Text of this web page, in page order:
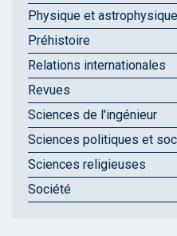
Physique et astrophysique
Préhistoire
Relations internationales
Revues
Sciences de l'ingénieur
Sciences politiques et
Sciences religieuses
Société